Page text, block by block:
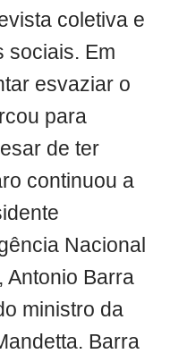
coletiva e
sociais. Em
esvaziar o
para
de ter
continuou a
Nacional
Antonio Barra
ministro da
Barra